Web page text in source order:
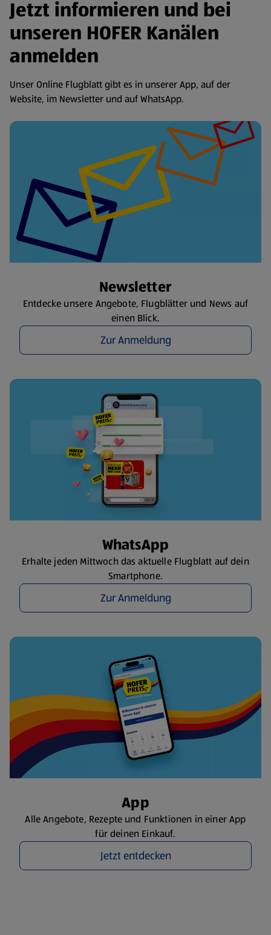
Jetzt informieren und bei
unseren HOFER Kanälen
anmelden
Unser Online Flugblatt gibt es in unserer App, auf der
Website, im Newsletter und auf WhatsApp.
Newsletter
Entdecke unsere Angebote, Flugblätter und News auf
einen Blick.
Zur Anmeldung
WhatsApp
Erhalte jeden Mittwoch das aktuelle Flugblatt auf dein
Smartphone.
Zur Anmeldung
App
Alle Angebote, Rezepte und Funktionen in einer App
für deinen Einkauf.
Jetzt entdecken